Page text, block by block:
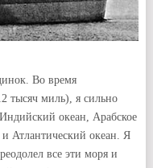
Во время
тысяч миль), я сильно
океан, Арабское
Атлантический океан. Я
все эти моря и